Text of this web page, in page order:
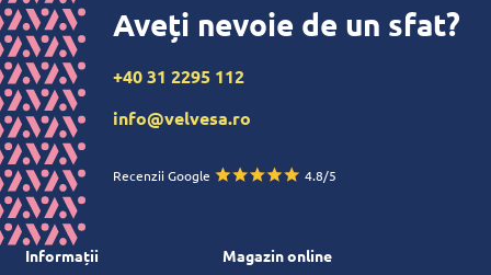
Aveți nevoie de un sfat?
+40 31 2295 112
info@velvesa.ro
Recenzii Google 4.8/5
Informații Magazin online